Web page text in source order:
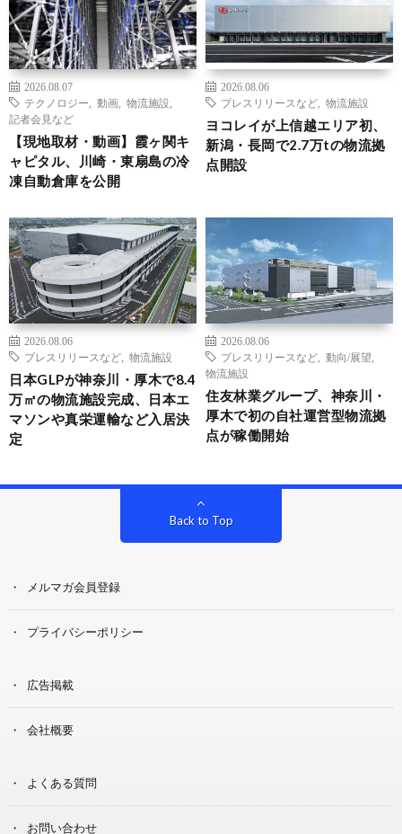
2026.08.07
テクノロジー
動画 物流施設
記者会見など
【現地取材・動画】霞ヶ関キ
ャピタル、川崎・東扇島の冷
凍自動倉庫を公開
2026.08.06
プレスリリースなど
物流施設
ヨコレイが上信越エリア初、
新潟・長岡で2.7万tの物流拠
点開設
2026.08.06
プレスリリースなど
物流施設
日本GLPが神奈川・厚木で8.4
万㎡の物流施設完成、日本エ
マソンや真栄運輸など入居決
定
2026.08.06
プレスリリースなど
動向/展望
物流施設
住友林業グループ、神奈川・
厚木で初の自社運営型物流拠
点が稼働開始
Back to Top
メルマガ会員登録
プライバシーポリシー
広告掲載
会社概要
よくある質問
お問い合わせ